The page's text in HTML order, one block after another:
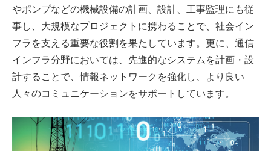
やポンプなどの機械設備の計画、設計、工事監理にも従
事し、大規模なプロジェクトに携わることで、社会イン
フラを支える重要な役割を果たしています。更に、通信
インフラ分野においては、先進的なシステムを計画・設
計することで、情報ネットワークを強化し、より良い
人々のコミュニケーションをサポートしています。